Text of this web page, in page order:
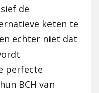
de
keten te
echter niet dat
perfecte
BCH van